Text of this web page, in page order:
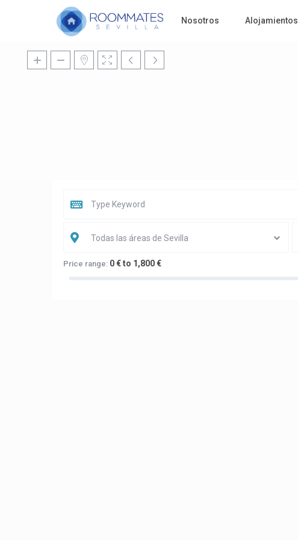
Nosotros Alojamientos
Todas las áreas de Sevilla
Price range: 0 € to 1,800 €